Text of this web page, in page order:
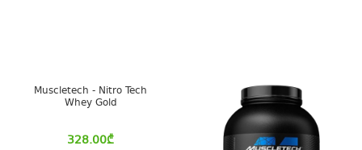
Muscletech - Nitro Tech
Whey Gold
328.00₾